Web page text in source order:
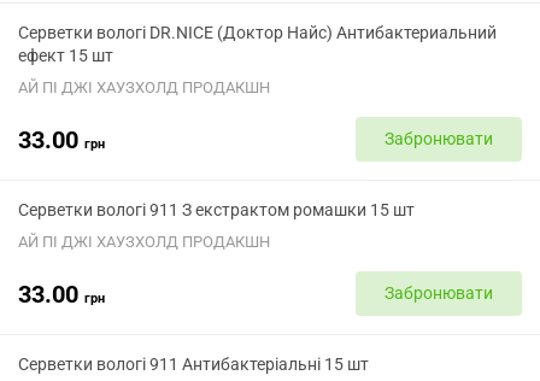
Серветки вологі DR.NICE (Доктор Найс) Антибактериальний
ефект 15 шт
АЙ ПІ ДЖІ ХАУЗХОЛД ПРОДАКШН
33.00 грн Забронювати
Серветки вологі 911 З екстрактом ромашки 15 шт
АЙ ПІ ДЖІ ХАУЗХОЛД ПРОДАКШН
33.00 грн Забронювати
Серветки вологі 911 Антибактеріальні 15 шт